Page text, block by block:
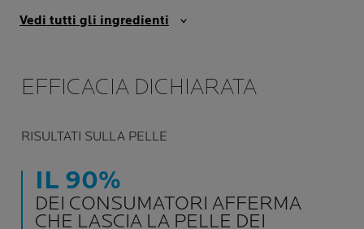
Vedi tutti gli ingredienti
EFFICACIA DICHIARATA
RISULTATI SULLA PELLE
IL 90%
DEI CONSUMATORI AFFERMA
CHE LASCIA LA PELLE DEI